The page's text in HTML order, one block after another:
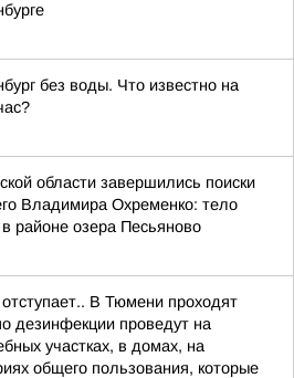
без воды. Что известно на
области завершились поиски
Владимира Охременко: тело
районе озера Песьяново
В Тюмени проходят
дезинфекции проведут на
участках, в домах, на
общего пользования, которые